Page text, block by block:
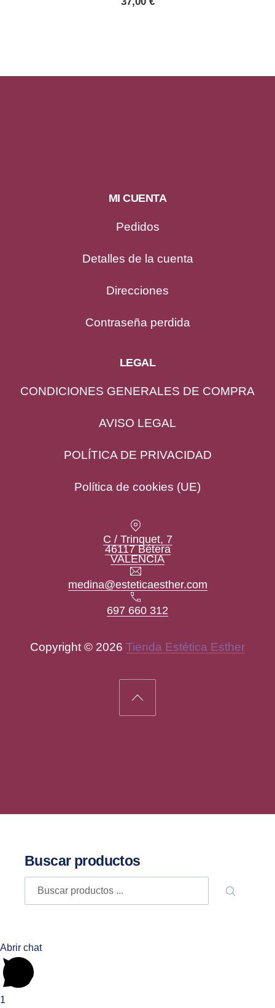
MI CUENTA
Pedidos
Detalles de la cuenta
Direcciones
Contraseña perdida
LEGAL
CONDICIONES GENERALES DE COMPRA
AVISO LEGAL
POLÍTICA DE PRIVACIDAD
Política de cookies (UE)
C / Trinquet, 7
46117 Bétera
VALENCIANew Window
Email
medina@esteticaesther.com
Teléfono
697 660 312
Copyright © 2026 Tienda Estética Esther
Back to Top
Buscar productos
Buscar
BUSCAR
Abrir chat
1